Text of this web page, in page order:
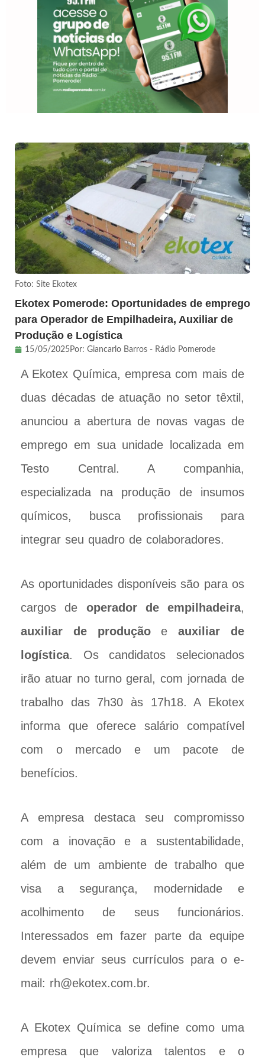
Foto: Site Ekotex
Ekotex Pomerode: Oportunidades de emprego
para Operador de Empilhadeira, Auxiliar de
Produção e Logística
15/05/2025Por: Giancarlo Barros - Rádio Pomerode
A Ekotex Química, empresa com mais de
duas décadas de atuação no setor têxtil,
anunciou a abertura de novas vagas de
emprego em sua unidade localizada em
Testo Central. A companhia,
especializada na produção de insumos
químicos, busca profissionais para
integrar seu quadro de colaboradores.
As oportunidades disponíveis são para os
cargos de operador de empilhadeira,
auxiliar de produçãoeauxiliar de
logística. Os candidatos selecionados
irão atuar no turno geral, com jornada de
trabalho das 7h30 às 17h18. A Ekotex
informa que oferece salário compatível
com o mercado e um pacote de
benefícios.
A empresa destaca seu compromisso
com a inovação e a sustentabilidade,
além de um ambiente de trabalho que
visa a segurança, modernidade e
acolhimento de seus funcionários.
Interessados em fazer parte da equipe
devem enviar seus currículos para o e-
mail: rh@ekotex.com.br.
A Ekotex Química se define como uma
empresa que valoriza talentos e o